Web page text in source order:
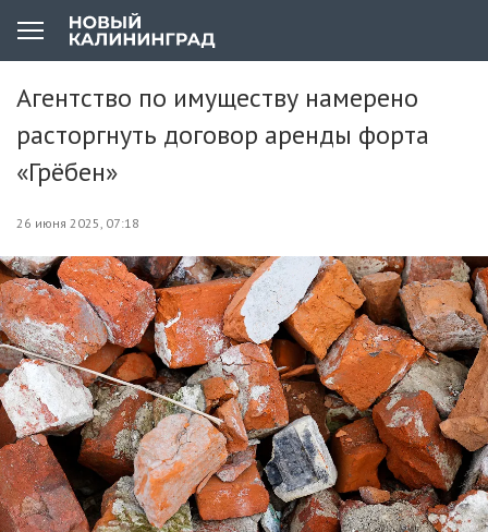
Агентство по имуществу намерено
расторгнуть договор аренды форта
«Грёбен»
26 июня 2025, 07:18